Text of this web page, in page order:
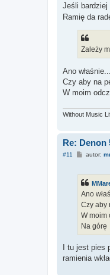
Jeśli bardziej
Ramię da
Zależy
Ano właśnie...
Czy aby na
W moim
Without Music
Re: Denon
#11
P
t
autor:
Ano
Czy aby
W moim
Na górę
I tu jest
ramienia